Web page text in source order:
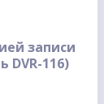
записи
DVR-116)